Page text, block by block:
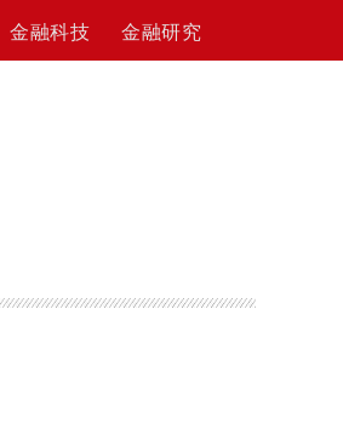
金融科技 金融研究